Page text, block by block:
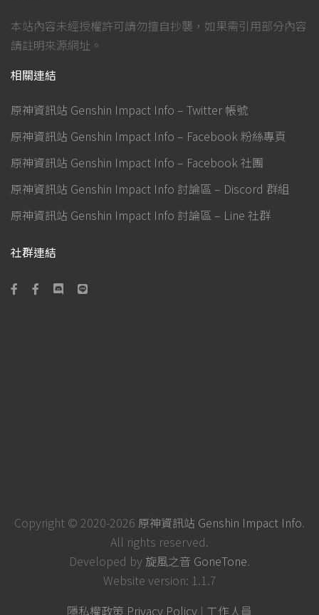
本站內容未經授權許可請勿擅自抄襲，如果需引用部分內容
請註明來源網址。
相關連結
原神資訊站 Genshin Impact Info – Twitter 帳號
原神資訊站 Genshin Impact Info – Facebook 粉絲專頁
原神資訊站 Genshin Impact Info – Facebook 社團
原神資訊站 Genshin Impact Info 討論區 – Discord 群組
原神資訊站 Genshin Impact Info 討論區 – Line 社群
社群連結
Copyright © 2020-2026 原神資訊站 Genshin Impact Info.
All rights reserved.
Developed by 旋風之音 GoneTone.
Website version: 1.1.7
隱私權政策 Privacy Policy | 工作人員